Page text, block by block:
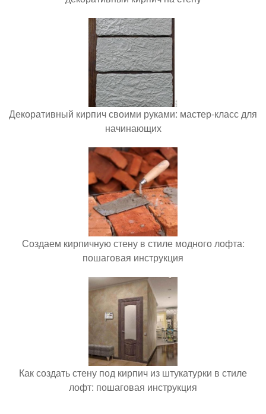
Декоративный кирпич своими руками: мастер-класс для
начинающих
Создаем кирпичную стену в стиле модного лофта:
пошаговая инструкция
Как создать стену под кирпич из штукатурки в стиле
лофт: пошаговая инструкция